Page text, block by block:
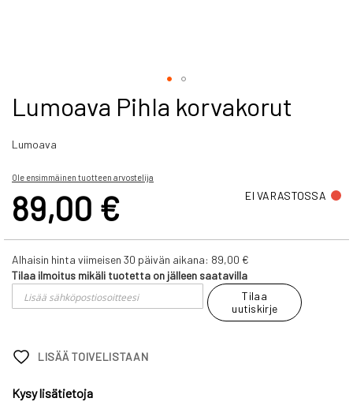
Skip
to
beginning
the
gallery
Lumoava Pihla korvakorut
Lumoava
Ole ensimmäinen tuotteen arvostelija
89,00 € EI VARASTOSSA
Alhaisin hinta viimeisen 30 päivän aikana: 89,00 €
Tilaa ilmoitus mikäli tuotetta on jälleen saatavilla
Tilaa
uutiskirje
LISÄÄ TOIVELISTAAN
Kysy lisätietoja